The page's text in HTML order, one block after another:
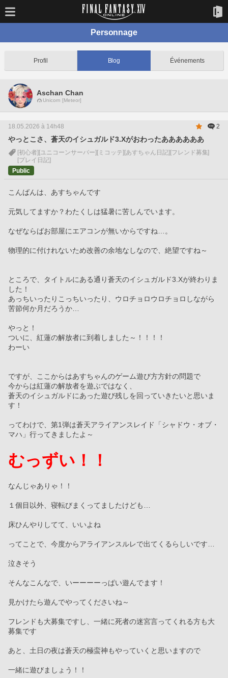
Personnage
Profil Blog Événements
Aschan Chan
Unicorn [Meteor]
18.05.2026 à 14h48 2
やっとこさ、蒼天のイシュガルド3.Xがおわったああああああ
[初心者] [ユニコーンサーバー] [ミコッテ] [あすちゃん日記] [フレンド募集]
[プレイ日記]
Public
こんばんは、あすちゃんです
元気してますか？わたくしは猛暑に苦しんでいます。
なぜならばお部屋にエアコンが無いからですね…。
物理的に付けれないため改善の余地なしなので、絶望ですね～
ところで、タイトルにある通り蒼天のイシュガルド3.Xが終わりま
した！
あっちいったりこっちいったり、ウロチョロウロチョロしながら
苦節何か月だろうか…
やっと！
ついに、紅蓮の解放者に到着しました～！！！！
わーい
ですが、ここからはあすちゃんのゲーム遊び方方針の問題で
今からは紅蓮の解放者を遊ぶではなく、
蒼天のイシュガルドにあった遊び残しを回っていきたいと思いま
す！
ってわけで、第1弾は蒼天アライアンスレイド「シャドウ・オブ・
マハ」行ってきましたよ～
むっずい！！
なんじゃありゃ！！
１個目以外、寝転びまくってましたけども…
床ひんやりしてて、いいよね
ってことで、今度からアライアンスルレで出てくるらしいです…
泣きそう
そんなこんなで、いーーーーっぱい遊んでます！
見かけたら遊んでやってくださいね～
フレンドも大募集ですし、一緒に死者の迷宮言ってくれる方も大
募集です
あと、土日の夜は蒼天の極蛮神もやっていくと思いますので
一緒に遊びましょう！！